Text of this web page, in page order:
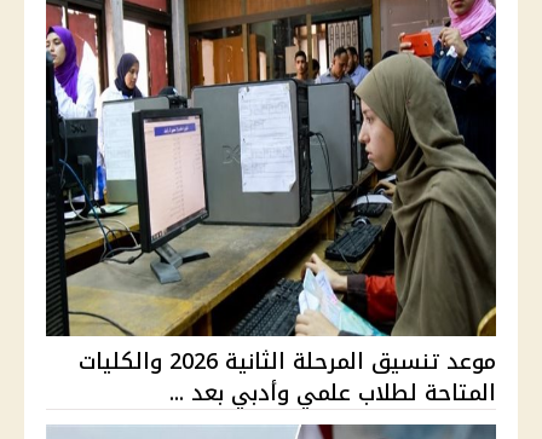
موعد تنسيق المرحلة الثانية 2026 والكليات
المتاحة لطلاب علمي وأدبي بعد ...